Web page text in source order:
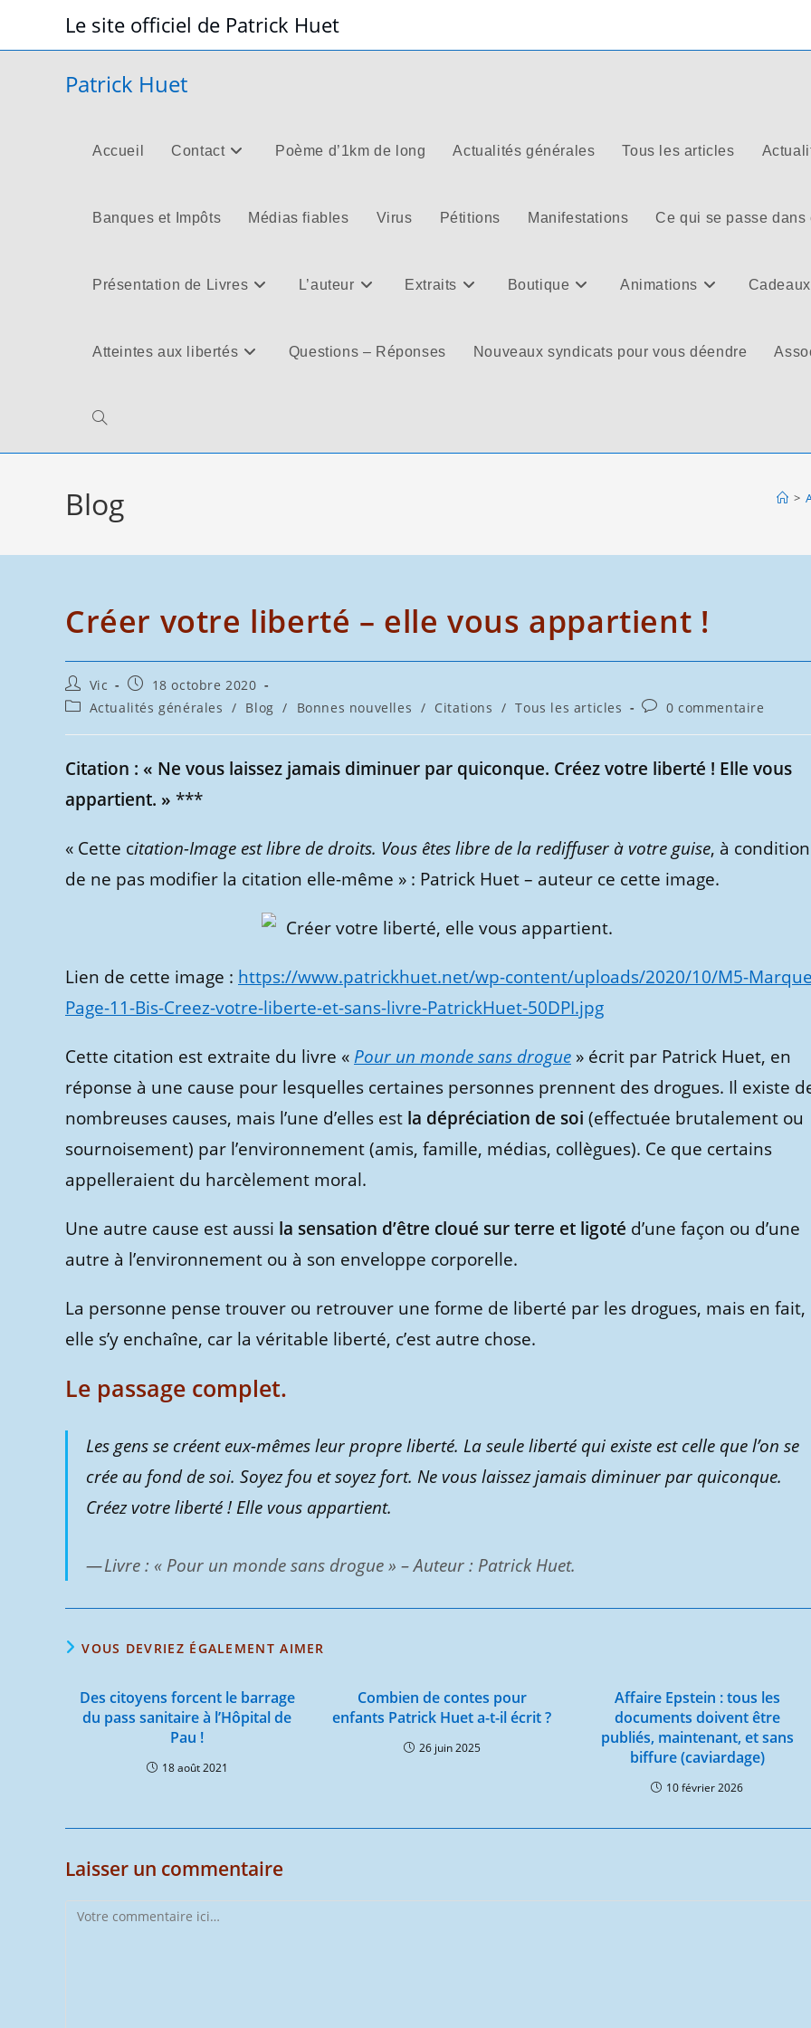
content
Le site officiel de Patrick Huet
Patrick Huet
Accueil Contact Poème d’1km de long Actualités générales Tous les articles
Banques et Impôts Médias fiables Virus Pétitions Manifestations Ce qui se passe dans
Présentation de Livres L’auteur Extraits Boutique Animations Cadeaux
Atteintes aux libertés Questions – Réponses Nouveaux syndicats pour vous déendre
Toggle
search
Blog >
Créer votre liberté – elle vous appartient !
Auteur/autrice
de
la
publication :
Vic
Publication
publiée :
18 octobre 2020
PostActualités générales / Blog / Bonnes nouvelles / Citations / Tous les articles
Commentaires
la
publication :
0 commentaire
Citation : « Ne vous laissez jamais diminuer par quiconque. Créez votre liberté ! Elle vous
appartient. » ***
« Cette citation-Image est libre de droits. Vous êtes libre de la rediffuser à votre guise, à condition
de ne pas modifier la citation elle-même » : Patrick Huet – auteur ce cette image.
Lien de cette image : https://www.patrickhuet.net/wp-content/uploads/2020/10/M5-
Page-11-Bis-Creez-votre-liberte-et-sans-livre-PatrickHuet-50DPI.jpg
Cette citation est extraite du livre « Pour un monde sans drogue » écrit par Patrick Huet, en
réponse à une cause pour lesquelles certaines personnes prennent des drogues. Il existe
nombreuses causes, mais l’une d’elles est la dépréciation de soi (effectuée brutalement ou
sournoisement) par l’environnement (amis, famille, médias, collègues). Ce que certains
appelleraient du harcèlement moral.
Une autre cause est aussi la sensation d’être cloué sur terre et ligoté d’une façon ou d’une
autre à l’environnement ou à son enveloppe corporelle.
La personne pense trouver ou retrouver une forme de liberté par les drogues, mais en fait,
elle s’y enchaîne, car la véritable liberté, c’est autre chose.
Le passage complet.
Les gens se créent eux-mêmes leur propre liberté. La seule liberté qui existe est celle que l’on se
crée au fond de soi. Soyez fou et soyez fort. Ne vous laissez jamais diminuer par quiconque.
Créez votre liberté ! Elle vous appartient.
Livre : « Pour un monde sans drogue » – Auteur : Patrick Huet.
VOUS DEVRIEZ ÉGALEMENT AIMER
Des citoyens forcent le barrage
du pass sanitaire à l’Hôpital de
Pau !
18 août 2021
Combien de contes pour
enfants Patrick Huet a-t-il écrit ?
26 juin 2025
Affaire Epstein : tous les
documents doivent être
publiés, maintenant, et sans
biffure (caviardage)
10 février 2026
Laisser un commentaire
Comment